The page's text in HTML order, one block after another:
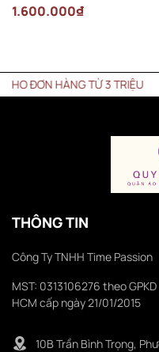
1.600.000₫
HÀNG TỪ 3 TRIỆU
THÔNG TIN
Công Ty TNHH Time Passion
MST: 0313106276 theo
HCM cấp ngày 21/01/2015
10B Trần Bình Trọng,